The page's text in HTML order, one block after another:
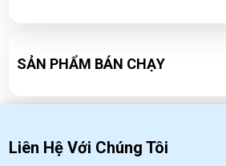
WED 09, 2020
SẢN PHẨM BÁN CHẠY
Liên Hệ Với Chúng Tôi